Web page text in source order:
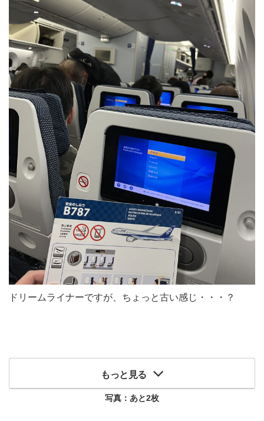
ドリームライナーですが、ちょっと古い感じ・・・？
もっと見る
写真：あと2枚